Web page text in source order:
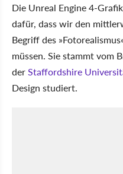
Die Unreal Engine 4-
dafür, dass wir den
Begriff des
müssen. Sie stammt vom
derStaffordshire
Design studiert.